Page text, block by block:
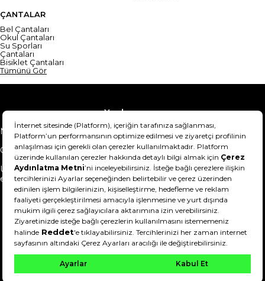
ÇANTALAR
Bel Çantaları
Okul Çantaları
Su Sporları
Çantaları
Bisiklet Çantaları
Tümünü Gör
Yardım
Mesafeli Satış Sözleşmesi
Teslimat Bilgisi
Gizlilik Sözleşmesi
Şartlar & Koşullar
Ürünümü nasıl iade
edebilirim?
Hakkımızda
DeFactoFIT ©️ 2022-2026. Tüm hakları saklıdır.
11